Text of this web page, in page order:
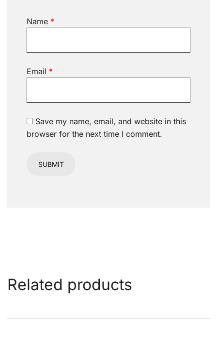
Name *
Email *
Save my name, email, and website in this
browser for the next time I comment.
Related products